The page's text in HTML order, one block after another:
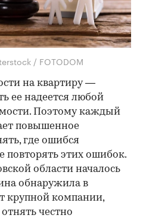
/ FOTODOM
на квартиру —
ее надеется любой
Поэтому каждый
повышенное
где ошибся
повторять этих ошибок.
области началось
обнаружила в
крупной компании,
честно